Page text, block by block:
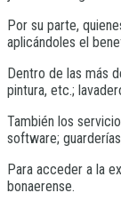
Por su parte,
aplicándoles el
Dentro de las más
pintura, etc.;
También los
software;
Para acceder a la
bonaerense.